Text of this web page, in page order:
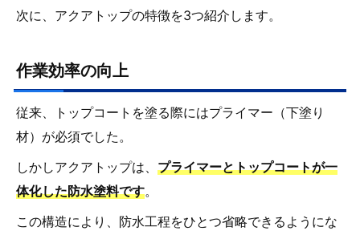
次に、アクアトップの特徴を3つ紹介します。
作業効率の向上
従来、トップコートを塗る際にはプライマー（下塗り
材）が必須でした。
しかしアクアトップは、プライマーとトップコートが一
体化した防水塗料です。
この構造により、防水工程をひとつ省略できるようにな